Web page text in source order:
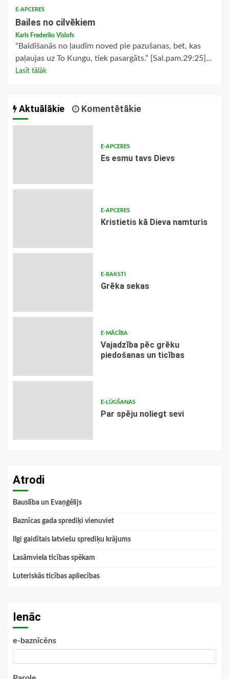
E-APCERES
Bailes no cilvēkiem
Karls Frederiks Vislofs
“Baidīšanās no ļaudīm noved pie pazušanas, bet, kas
paļaujas uz To Kungu, tiek pasargāts.” [Sal.pam.29:25]...
Lasīt tālāk
Aktuālākie Komentētākie
E-APCERES
Es esmu tavs Dievs
E-APCERES
Kristietis kā Dieva namturis
E-RAKSTI
Grēka sekas
E-MĀCĪBA
Vajadzība pēc grēku
piedošanas un ticības
E-LŪGŠANAS
Par spēju noliegt sevi
Atrodi
Bauslība un Evaņģēlijs
Baznīcas gada sprediķi vienuviet
Ilgi gaidītais latviešu sprediķu krājums
Lasāmviela ticības spēkam
Luteriskās ticības apliecības
Ienāc
e-baznīcēns